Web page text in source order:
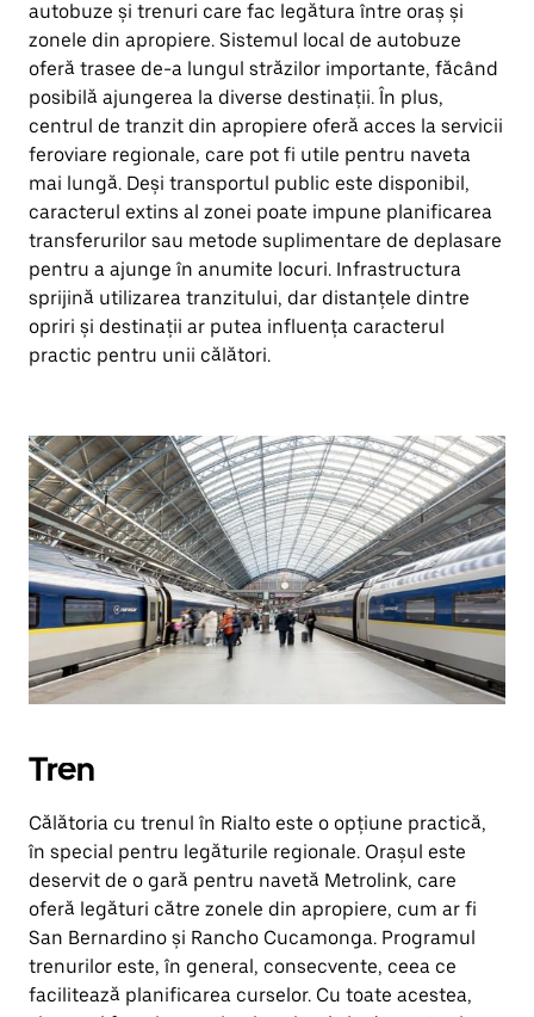
autobuze și trenuri care fac legătura între oraș și
zonele din apropiere. Sistemul local de autobuze
oferă trasee de-a lungul străzilor importante, făcând
posibilă ajungerea la diverse destinații. În plus,
centrul de tranzit din apropiere oferă acces la servicii
feroviare regionale, care pot fi utile pentru naveta
mai lungă. Deși transportul public este disponibil,
caracterul extins al zonei poate impune planificarea
transferurilor sau metode suplimentare de deplasare
pentru a ajunge în anumite locuri. Infrastructura
sprijină utilizarea tranzitului, dar distanțele dintre
opriri și destinații ar putea influența caracterul
practic pentru unii călători.
Tren
Călătoria cu trenul în Rialto este o opțiune practică,
în special pentru legăturile regionale. Orașul este
deservit de o gară pentru navetă Metrolink, care
oferă legături către zonele din apropiere, cum ar fi
San Bernardino și Rancho Cucamonga. Programul
trenurilor este, în general, consecvente, ceea ce
facilitează planificarea curselor. Cu toate acestea,